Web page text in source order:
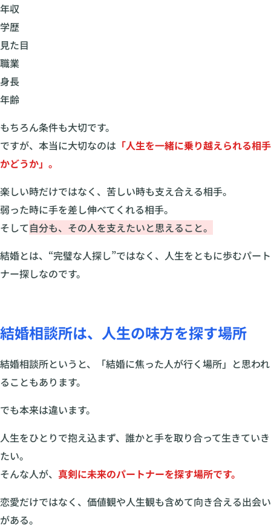
年収
学歴
見た目
職業
身長
年齢
もちろん条件も大切です。
ですが、本当に大切なのは 「人生を一緒に乗り越えられる相手
かどうか」。
楽しい時だけではなく、苦しい時も支え合える相手。
弱った時に手を差し伸べてくれる相手。
そして自分も、その人を支えたいと思えること。
結婚とは、“完璧な人探し”ではなく、人生をともに歩むパート
ナー探しなのです。
結婚相談所は、人生の味方を探す場所
結婚相談所というと、「結婚に焦った人が行く場所」と思われ
ることもあります。
でも本来は違います。
人生をひとりで抱え込まず、誰かと手を取り合って生きていき
たい。
そんな人が、 真剣に未来のパートナーを探す場所です。
恋愛だけではなく、価値観や人生観も含めて向き合える出会い
がある。